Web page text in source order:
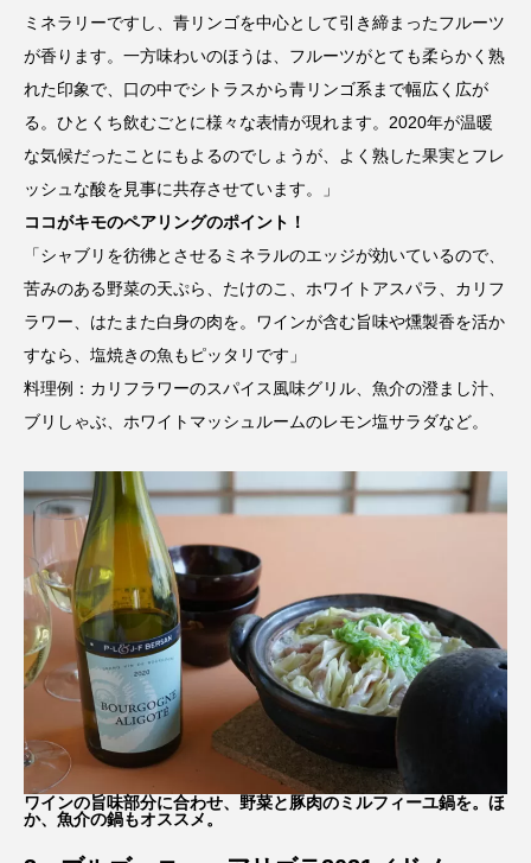
ミネラリーですし、青リンゴを中心として引き締まったフルーツ
が香ります。一方味わいのほうは、フルーツがとても柔らかく熟
れた印象で、口の中でシトラスから青リンゴ系まで幅広く広が
る。ひとくち飲むごとに様々な表情が現れます。2020年が温暖
な気候だったことにもよるのでしょうが、よく熟した果実とフレ
ッシュな酸を見事に共存させています。」
ココがキモのペアリングのポイント！
「シャブリを彷彿とさせるミネラルのエッジが効いているので、
苦みのある野菜の天ぷら、たけのこ、ホワイトアスパラ、カリフ
ラワー、はたまた白身の肉を。ワインが含む旨味や燻製香を活か
すなら、塩焼きの魚もピッタリです」
料理例：カリフラワーのスパイス風味グリル、魚介の澄まし汁、
ブリしゃぶ、ホワイトマッシュルームのレモン塩サラダなど。
ワインの旨味部分に合わせ、野菜と豚肉のミルフィーユ鍋を。ほ
か、魚介の鍋もオススメ。